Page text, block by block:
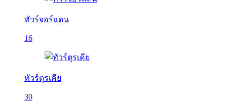
ทัวร์จอร์แดน
16
ทัวร์ตุรเคีย
30